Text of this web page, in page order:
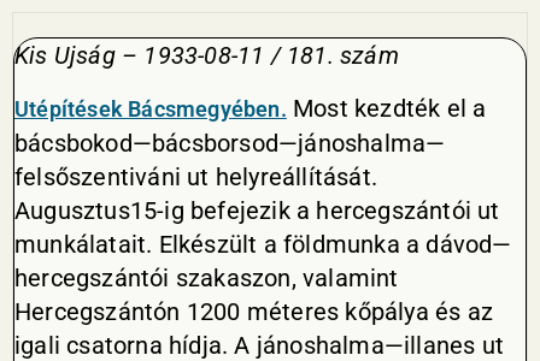
Kis Ujság – 1933-08-11 / 181. szám
Utépítések Bácsmegyében. Most kezdték el a
bácsbokod—bácsborsod—jánoshalma—
felsőszentiváni ut helyreállítását.
Augusztus15-ig befejezik a hercegszántói ut
munkálatait. Elkészült a földmunka a dávod—
hercegszántói szakaszon, valamint
Hercegszántón 1200 méteres kőpálya és az
igali csatorna hídja. A jánoshalma—illanes ut